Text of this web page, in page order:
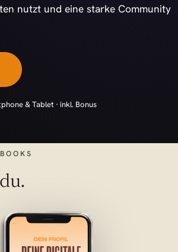
nutzt und eine starke Community
& Tablet · inkl. Bonus